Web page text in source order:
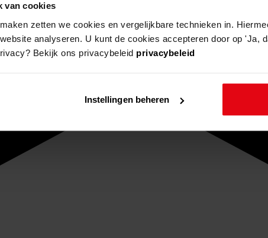
van cookies
zetten we cookies en vergelijkbare technieken in.
analyseren. U kunt de cookies accepteren door op 'Ja,
Bekijk ons privacybeleid privacybeleid
Instellingen beheren